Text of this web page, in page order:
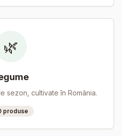
🌿
sezon, cultivate în România.
produse